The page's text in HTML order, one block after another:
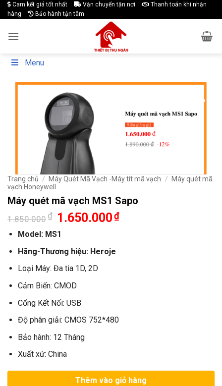
Skip
to
Cam kết giá tốt nhất Vận chuyển tận nơi
Thanh toán khi nhận
hàng
Bảo hành tận tâm
Menu
-11%
Trang chủ / Máy Quét Mã Vạch -Máy tít mã vạch /
Máy quét mã
vạch Honeywell
Máy quét mã vạch MS1 Sapo
1.850.000 ₫ Giá
gốc
là:
1.850.000₫.
1.650.000₫Giá
Model: MS1
Hãng-Thương hiệu: Heroje
Loại Máy: Đa tia 1D, 2D
Cảm Biến: CMOD
Cổng Kết Nối: USB
Độ phân giải: CMOS 752*480
Bảo hành: 12 Tháng
Xuất xứ: China
Thêm vào giỏ hàng